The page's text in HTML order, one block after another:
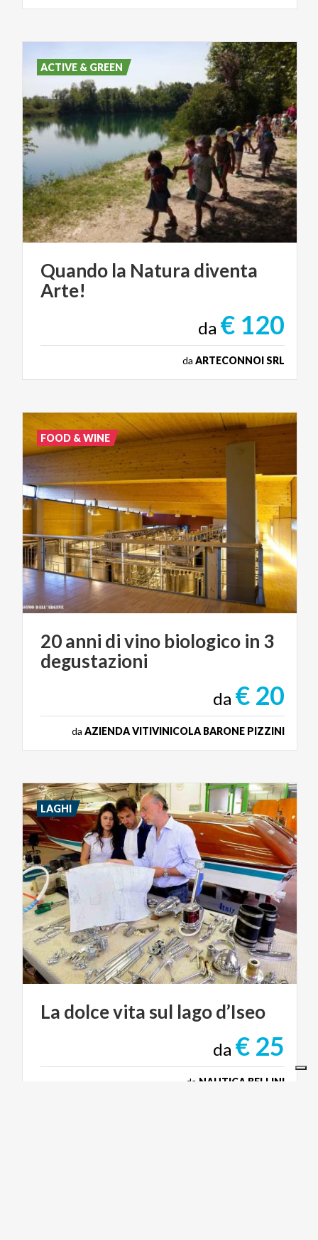
Quando la Natura diventa
Arte!
da € 120
da ARTECONNOI SRL
ACTIVE & GREEN
20anni divino biologico in 3
degustazioni
da € 20
da AZIENDA VITIVINICOLA BARONE PIZZINI
FOOD & WINE
La dolcevita sul lagod’Iseo
da € 25
da NAUTICA BELLINI
LAGHI